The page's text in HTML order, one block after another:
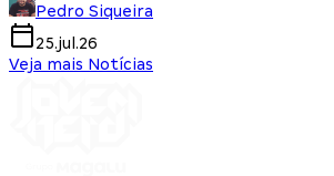
Pedro Siqueira
25.jul.26
Veja mais Notícias